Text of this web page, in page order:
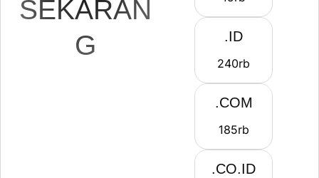
SEKARAN
G
.ID
240rb
.COM
185rb
.CO.ID